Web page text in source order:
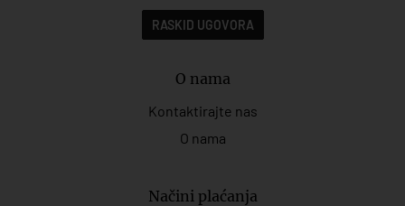
RASKID UGOVORA
O nama
Kontaktirajte nas
O nama
Načini plaćanja